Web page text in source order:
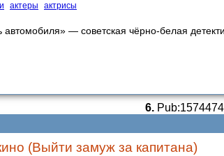
актеры актрисы
автомобиля» — советская чёрно-белая
6.Pub:1574474
(Выйти замуж за капитана)